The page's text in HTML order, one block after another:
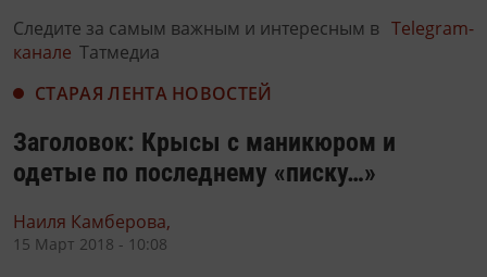
Следите за самым важным и интересным в Telegram-
канале Татмедиа
СТАРАЯ ЛЕНТА НОВОСТЕЙ
Заголовок: Крысы с маникюром и
одетые по последнему «писку…»
Наиля Камберова,
15 Март 2018 - 10:08